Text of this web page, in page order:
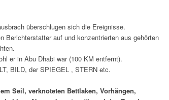
überschlugen sich die Ereignisse.
Berichterstatter auf und konzentrierten aus gehörten
er in Abu Dhabi war (100 KM entfernt).
BILD, der SPIEGEL , STERN etc.
Seil, verknoteten Bettlaken, Vorhängen,